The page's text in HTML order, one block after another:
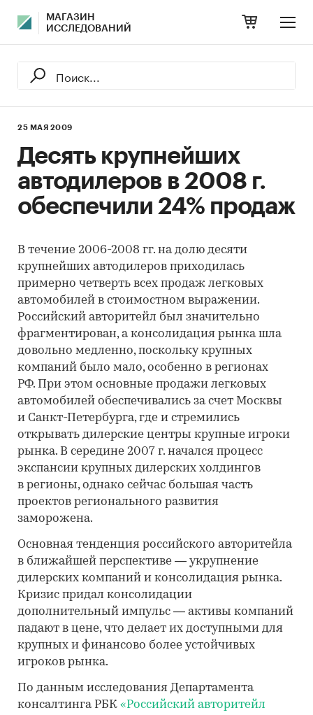
МАГАЗИН
ИССЛЕДОВАНИЙ
25 МАЯ 2009
Десять крупнейших
автодилеров в 2008 г.
обеспечили 24% продаж
В течение 2006-2008 гг. на долю десяти
крупнейших автодилеров приходилась
примерно четверть всех продаж легковых
автомобилей в стоимостном выражении.
Российский авторитейл был значительно
фрагментирован, а консолидация рынка шла
довольно медленно, поскольку крупных
компаний было мало, особенно в регионах
РФ. При этом основные продажи легковых
автомобилей обеспечивались за счет Москвы
и Санкт-Петербурга, где и стремились
открывать дилерские центры крупные игроки
рынка. В середине 2007 г. начался процесс
экспансии крупных дилерских холдингов
в регионы, однако сейчас большая часть
проектов регионального развития
заморожена.
Основная тенденция российского авторитейла
в ближайшей перспективе — укрупнение
дилерских компаний и консолидация рынка.
Кризис придал консолидации
дополнительный импульс — активы компаний
падают в цене, что делает их доступными для
крупных и финансово более устойчивых
игроков рынка.
По данным исследования Департамента
консалтинга РБК «Российский авторитейл